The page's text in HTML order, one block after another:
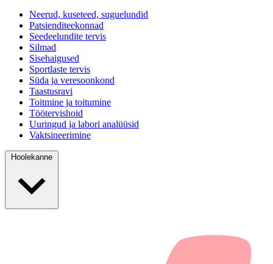
Neerud, kuseteed, suguelundid
Patsienditeekonnad
Seedeelundite tervis
Silmad
Sisehaigused
Sportlaste tervis
Süda ja veresoonkond
Taastusravi
Toitmine ja toitumine
Töötervishoid
Uuringud ja labori analüüsid
Vaktsineerimine
Hoolekanne